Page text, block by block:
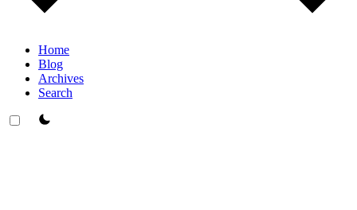
Home
Blog
Archives
Search
theme switcher